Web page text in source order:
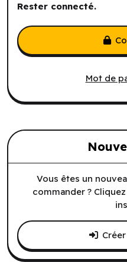
Rester connecté.
Mot de
Vous êtes un
commander ?